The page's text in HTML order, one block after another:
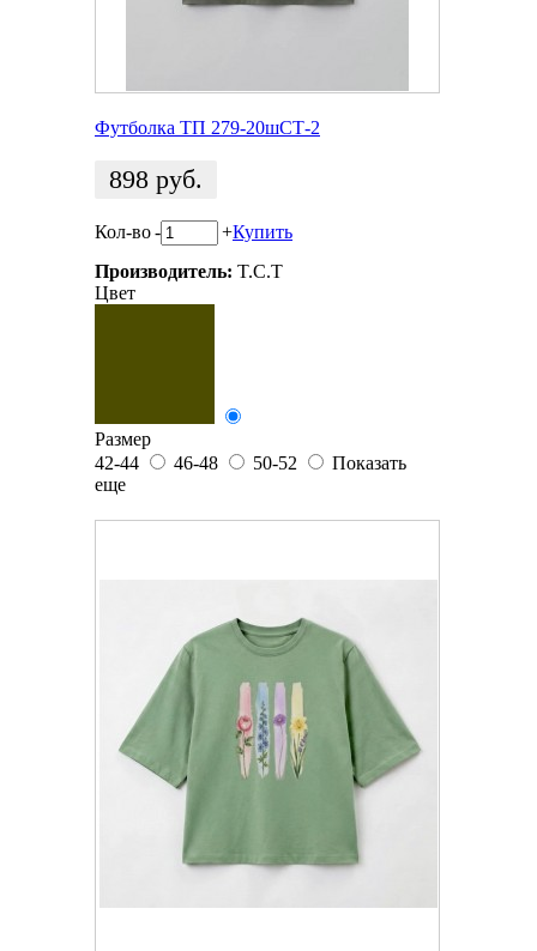
Футболка ТП 279-20шСТ-2
898 руб.
Кол-во- +Купить
Производитель: T.C.T
Цвет
Размер
42-44
46-48 50-52
Показать
еще